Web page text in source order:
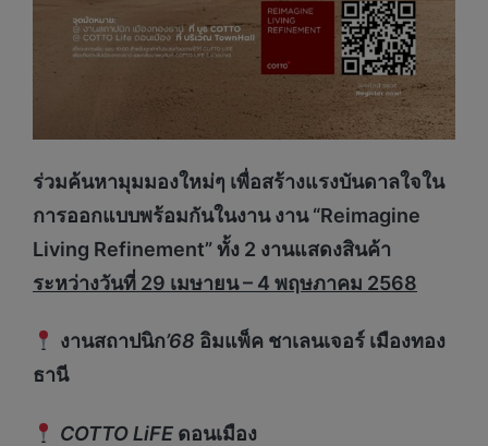
ร่วมค้นหามุมมองใหม่ๆ เพื่อสร้างแรงบันดาลใจใน
การออกแบบพร้อมกันในงาน งาน“Reimagine
Living Refinement” ทั้ง 2 งานแสดงสินค้า
ระหว่างวันที่ 29 เมษายน – 4 พฤษภาคม 2568
งานสถาปนิก’68 อิมแพ็ค ชาเลนเจอร์ เมืองทอง
ธานี
COTTO LiFE ดอนเมือง